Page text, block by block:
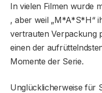
In vielen Filmen wurde
, aber weil „M*A*S*H“
vertrauten Verpackung
einen der
Momente der Serie.
Unglücklicherweise für